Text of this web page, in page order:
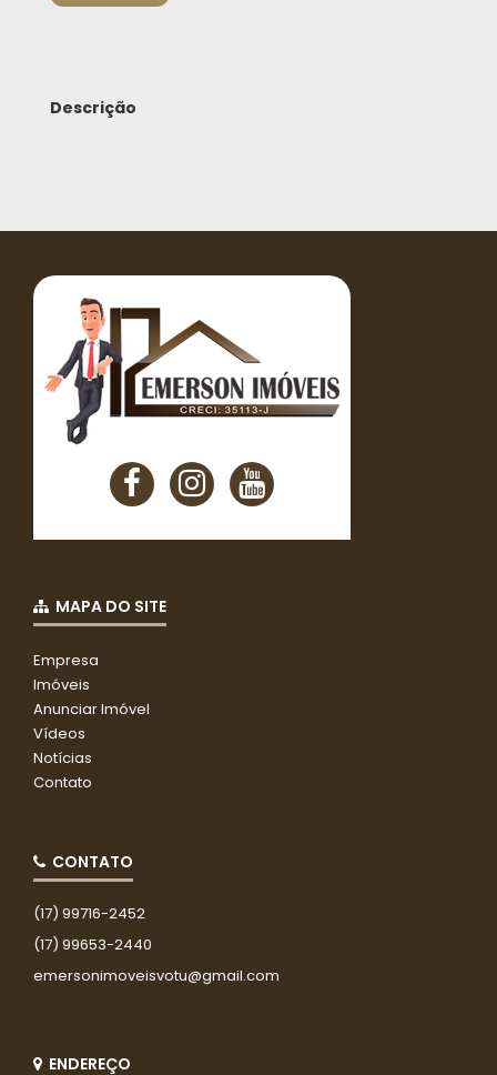
Descrição
MAPA DO SITE
Empresa
Imóveis
Anunciar Imóvel
Vídeos
Notícias
Contato
CONTATO
(17) 99716-2452
(17) 99653-2440
emersonimoveisvotu@gmail.com
ENDEREÇO